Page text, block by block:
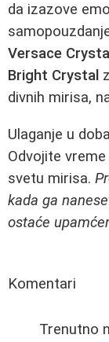
da izazove
Versace
Bright Crystal
divnih mirisa,
Ulaganje u
Odvojite
svetu mirisa.
kada ga
ostaće
Komentari
Trenutno